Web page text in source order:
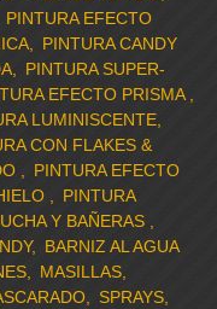
PINTURA EFECTO
PINTURA CANDY
PINTURA SUPER-
EFECTO PRISMA
LUMINISCENTE
CON FLAKES &
PINTURA EFECTO
PINTURA
Y BAÑERAS
BARNIZ AL AGUA
MASILLAS
SPRAYS